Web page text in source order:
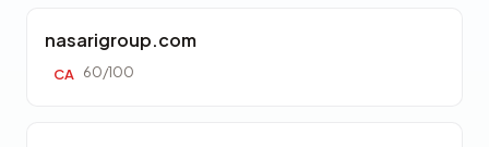
nasarigroup.com
CA 60/100